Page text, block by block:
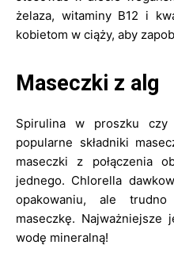
żelaza, witaminy B12 i
kobietom w ciąży, aby
Maseczki z alg
Spirulina w proszku czy
popularne składniki
maseczki z połączenia
jednego. Chlorella
opakowaniu, ale
maseczkę.
wodę mineralną!